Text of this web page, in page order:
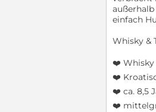
einfach
Whisky &
❤️ Whisky
❤️
❤️ ca. 8,5
❤️